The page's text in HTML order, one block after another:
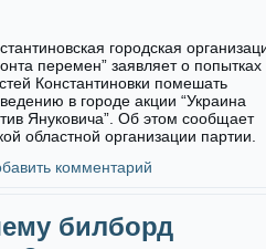
городская
перемен” заявляет о попытках
Константиновки помешать
в городе акции “Украина
Януковича”. Об этом сообщает
областной организации партии.
комментарий
билборд